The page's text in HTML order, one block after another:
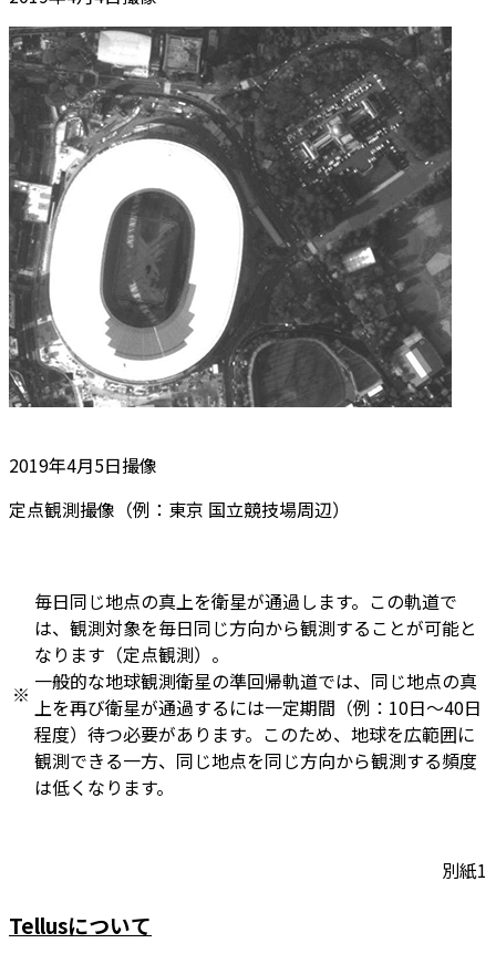
2019年4月5日撮像
定点観測撮像（例：東京 国立競技場周辺）
※
毎日同じ地点の真上を衛星が通過します。この軌道で
は、観測対象を毎日同じ方向から観測することが可能と
なります（定点観測）。
一般的な地球観測衛星の準回帰軌道では、同じ地点の真
上を再び衛星が通過するには一定期間（例：10日～40日
程度）待つ必要があります。このため、地球を広範囲に
観測できる一方、同じ地点を同じ方向から観測する頻度
は低くなります。
別紙1
Tellusについて